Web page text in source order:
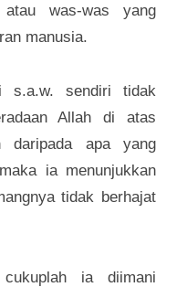
was-was yang
manusia.
s.a.w. sendiri tidak
Allah di atas
daripada apa yang
ia menunjukkan
tidak berhajat
ia diimani